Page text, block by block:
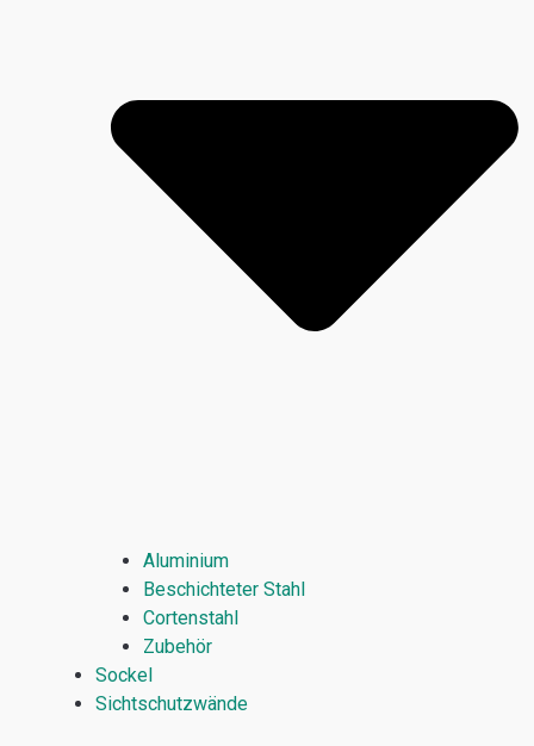
Aluminium
Beschichteter Stahl
Cortenstahl
Zubehör
Sockel
Sichtschutzwände